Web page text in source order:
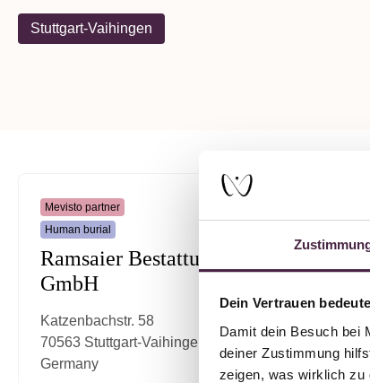
Dein Vertrauen
Damit dein Besuch bei
deiner Zustimmung
zeigen, was wirklich zu
Stuttgart-Vaihingen
Mevisto partner
Human burial
Ramsaier Bestattungen
GmbH
Katzenbachstr. 58
70563 Stuttgart-Vaihingen
Germany